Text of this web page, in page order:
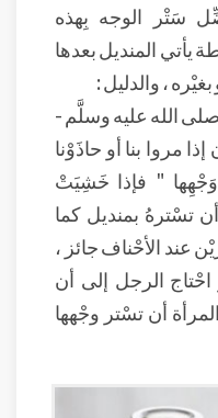
سَتْر الوجه بِهذه
يأتي المنديل بعدها
، والدليل :
الله عليه وسلَّم -
مروا بنا أو حاذَوْنا
وَجْهِها " فإذا خَشِيَتْ
تسْترهُ بمنديل كما
عند الأحْناف جائز ،
احْتاج الرجل إلى أن
أن تسْتر وجْهها